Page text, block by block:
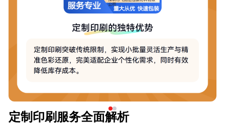
定制印刷服务全面解析